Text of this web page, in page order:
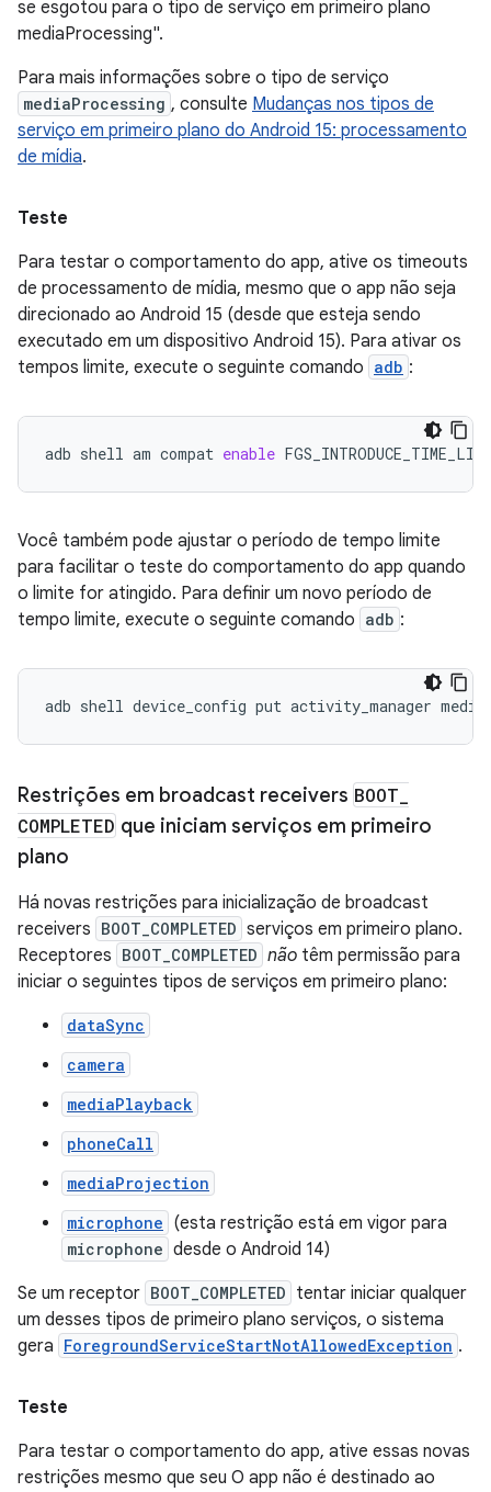
se esgotou para o tipo de serviço em primeiro plano
mediaProcessing".
Para mais informações sobre o tipo de serviço
mediaProcessing , consulte Mudanças nos tipos de
serviço em primeiro plano do Android 15: processamento
de mídia.
Teste
Para testar o comportamento do app, ative os timeouts
de processamento de mídia, mesmo que o app não seja
direcionado ao Android 15 (desde que esteja sendo
executado em um dispositivo Android 15). Para ativar os
tempos limite, execute o seguinte comando adb :
adb shell am compat enable
Você também pode ajustar o período de tempo limite
para facilitar o teste do comportamento do app quando
o limite for atingido. Para definir um novo período de
tempo limite, execute o seguinte comando adb :
adb shell device_config put activity_manager
Restrições em broadcast receivers BOOT
COMPLETED que iniciam serviços em primeiro
plano
Há novas restrições para inicialização de broadcast
receivers BOOT_COMPLETED serviços em primeiro plano.
Receptores BOOT_COMPLETED não têm permissão para
iniciar o seguintes tipos de serviços em primeiro plano:
dataSync
camera
mediaPlayback
phoneCall
mediaProjection
microphone (esta restrição está em vigor para
microphone desde o Android 14)
Se um receptor BOOT_COMPLETED tentar iniciar qualquer
um desses tipos de primeiro plano serviços, o sistema
gera ForegroundServiceStartNotAllowedException .
Teste
Para testar o comportamento do app, ative essas novas
restrições mesmo que seu O app não é destinado ao